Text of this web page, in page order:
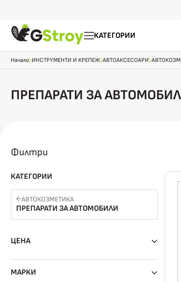
КАТЕГОРИИ
Начало ИНСТРУМЕНТИ И КРЕПЕЖ АВТОАКСЕСОАРИ
ПРЕПАРАТИ ЗА
Филтри
КАТЕГОРИИ
АВТОКОЗМЕТИКА
ПРЕПАРАТИ ЗА АВТОМОБИЛИ
ЦЕНА
МАРКИ